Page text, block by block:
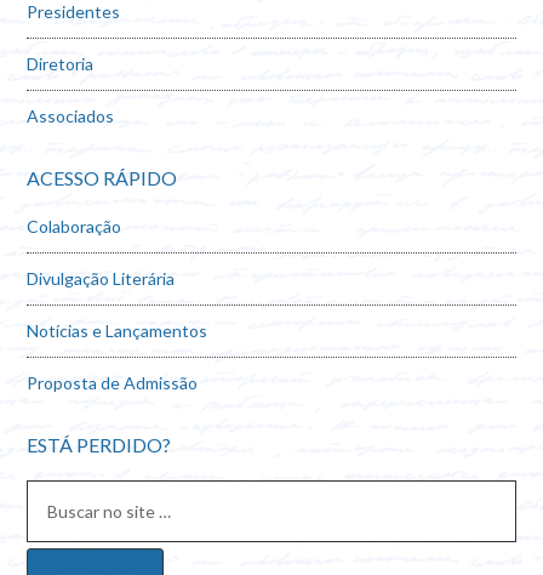
Presidentes
Diretoria
Associados
ACESSO RÁPIDO
Colaboração
Divulgação Literária
Notícias e Lançamentos
Proposta de Admissão
ESTÁ PERDIDO?